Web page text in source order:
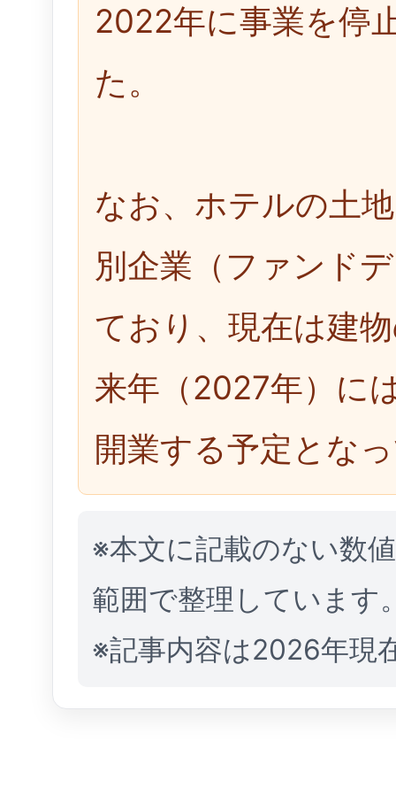
2022年に事業を停
た。
なお、ホテルの土
別企業（ファンド
ており、現在は建
来年（2027年）に
開業する予定とな
※本文に記載のない数
範囲で整理しています
※記事内容は2026年現